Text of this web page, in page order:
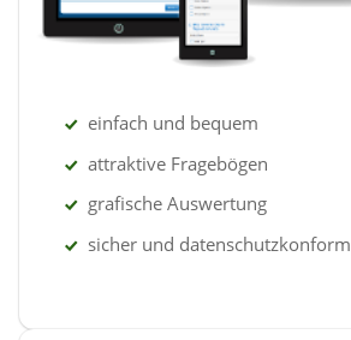
einfach und bequem
attraktive Fragebögen
grafische Auswertung
sicher und datenschutzkonform